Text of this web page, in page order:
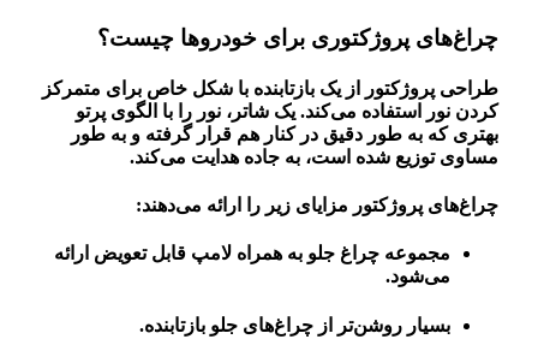
چراغ‌های پروژکتوری برای خودروها چیست؟
طراحی پروژکتور از یک بازتابنده با شکل خاص برای متمرکز
کردن نور استفاده می‌کند. یک شاتر، نور را با الگوی پرتو
بهتری که به طور دقیق در کنار هم قرار گرفته و به طور
مساوی توزیع شده است، به جاده هدایت می‌کند.
چراغ‌های پروژکتور مزایای زیر را ارائه می‌دهند:
مجموعه چراغ جلو به همراه لامپ قابل تعویض ارائه
می‌شود.
بسیار روشن‌تر از چراغ‌های جلو بازتابنده.